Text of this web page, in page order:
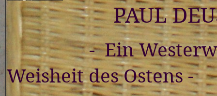
PAUL
-Ein
Weisheit des Ostens -